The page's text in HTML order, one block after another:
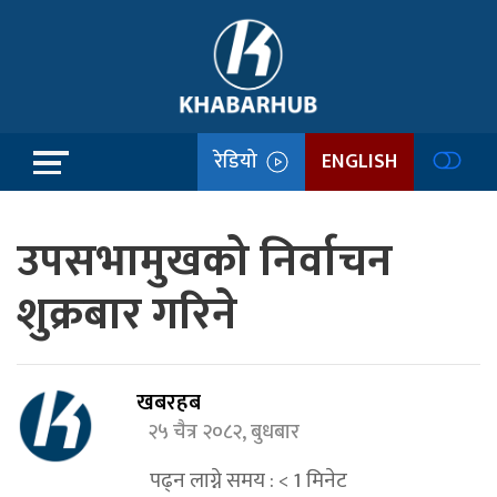
रेडियो ENGLISH
उपसभामुखको निर्वाचन
शुक्रबार गरिने
खबरहब
२५ चैत्र २०८२, बुधबार
पढ्न लाग्ने समय :< 1मिनेट